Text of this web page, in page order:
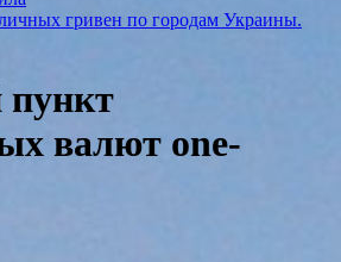
гривен по городам Украины.
валют one-